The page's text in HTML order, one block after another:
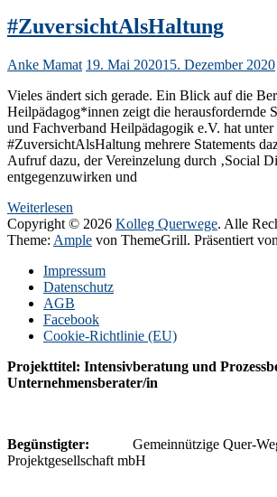
#ZuversichtAlsHaltung
Anke Mamat 19. Mai 202015. Dezember 2020
Vieles ändert sich gerade. Ein Blick auf die
Heilpädagog*innen zeigt die herausfordernde
und Fachverband Heilpädagogik e.V. hat unter
#ZuversichtAlsHaltung mehrere Statements
Aufruf dazu, der Vereinzelung durch ‚Social
entgegenzuwirken und
Weiterlesen
Copyright © 2026 Kolleg Querwege. Alle
Theme: Ample von ThemeGrill. Präsentiert von
Impressum
Datenschutz
AGB
Facebook
Cookie-Richtlinie (EU)
Projekttitel: Intensivberatung und
Unternehmensberater/in
Begünstigter: Gemeinnützige Quer-
Projektgesellschaft mbH